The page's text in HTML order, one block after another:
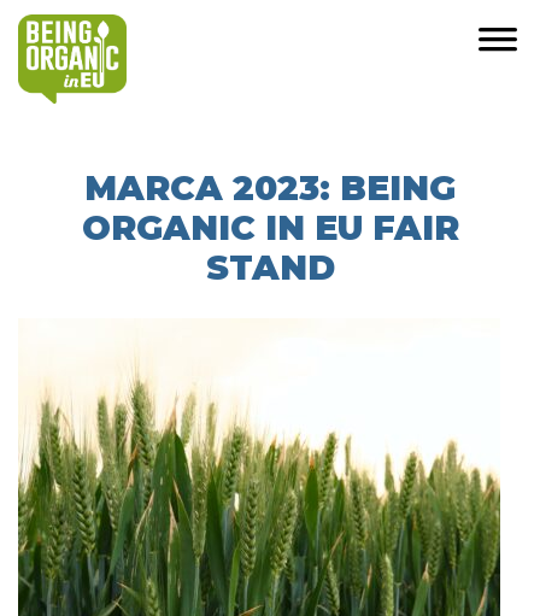
MARCA 2023: BEING
ORGANIC IN EU FAIR
STAND